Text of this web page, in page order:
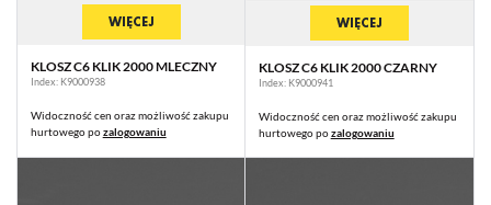
WIĘCEJ
KLOSZ C6 KLIK 2000 MLECZNY
Index: K9000938
Widoczność cen oraz możliwość zakupu
hurtowego pozalogowaniu
WIĘCEJ
KLOSZ C6 KLIK 2000 CZARNY
Index: K9000941
Widoczność cen oraz możliwość zakupu
hurtowego pozalogowaniu